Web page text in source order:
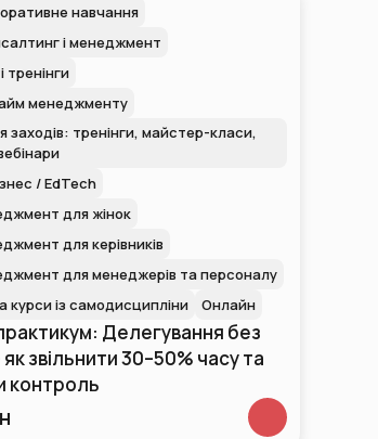
навчання
і менеджмент
тренінги
менеджменту
заходів: тренінги, майстер-класи,
/ EdTech
для жінок
для керівників
для менеджерів та персоналу
курси із самодисципліни
Онлайн
Делегування без
звільнити 30–50% часу та
контроль